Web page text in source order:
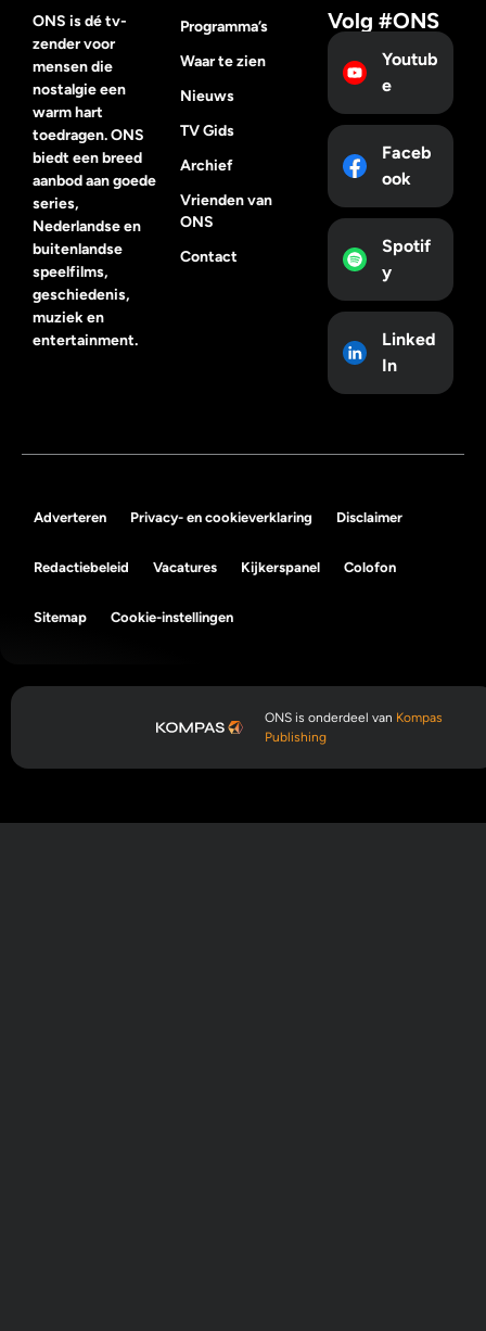
ONS is dé tv-
zender voor
mensen die
nostalgie een
warm hart
toedragen. ONS
biedt een breed
aanbod aan goede
series,
Nederlandse en
buitenlandse
speelfilms,
geschiedenis,
muziek en
entertainment.
Programma’s
Waar te zien
Nieuws
TV Gids
Archief
Vrienden van
ONS
Contact
Volg #ONS
Youtub
e
Faceb
ook
Spotif
y
Linked
In
Adverteren Privacy- en cookieverklaring Disclaimer
Redactiebeleid Vacatures Kijkerspanel Colofon
Sitemap Cookie-instellingen
ONS is onderdeel van Kompas
Publishing